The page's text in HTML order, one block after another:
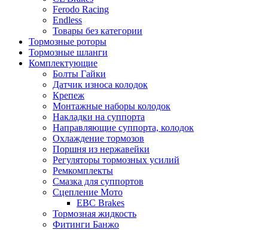
Ferodo Racing
Endless
Товары без категории
Тормозные роторы
Тормозные шланги
Комплектующие
Болты Гайки
Датчик износа колодок
Крепеж
Монтажные наборы колодок
Накладки на суппорта
Направляющие суппорта, колодок
Охлаждение тормозов
Поршня из нержавейки
Регуляторы тормозных усилий
Ремкомплекты
Смазка для суппортов
Сцепление Мото
EBC Brakes
Тормозная жидкость
Фитинги Банжо